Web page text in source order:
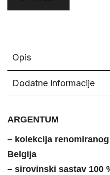
Opis
Dodatne informacije
ARGENTUM
– kolekcija
Belgija
– sirovinski sastav 100